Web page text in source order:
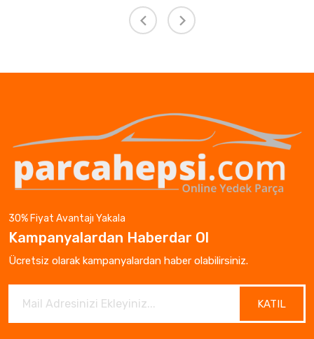
30% Fiyat Avantajı Yakala
Kampanyalardan Haberdar Ol
Ücretsiz olarak kampanyalardan haber olabilirsiniz.
KATIL